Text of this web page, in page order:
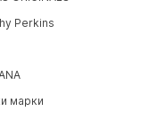
Perkins
марки